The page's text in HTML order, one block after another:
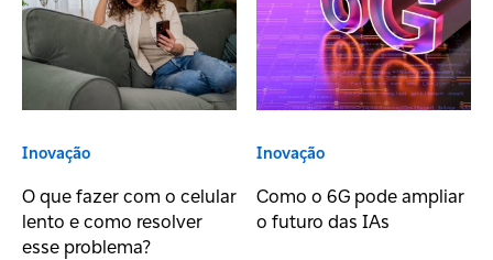
Inovação
O que fazer com o celular
lento e como resolver
esse problema?
Inovação
Como o 6G pode ampliar
o futuro das IAs